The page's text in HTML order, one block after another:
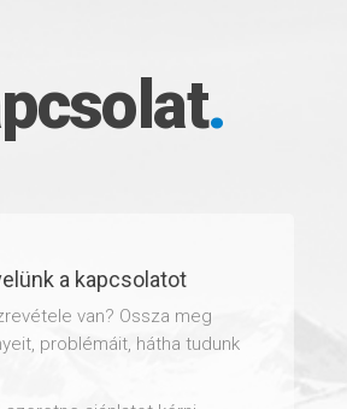
.
a kapcsolatot
van? Ossza meg
problémáit, hátha tudunk